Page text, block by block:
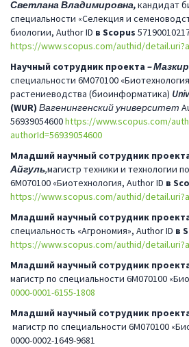
СветланаВладимировна,кандидат
специальности «Селекция и
биологии, Author ID в Scopus
https://www.scopus.com/authid/
Научный сотрудник проекта –
специальности 6М070100
растениеводства (биоинформатика)
(WUR) Вагенингенский университет
56939054600https://www.scopus.com/
authorId=56939054600
Младший научный сотрудник
Айгуль,магистр техники и технологии
6М070100 «Биотехнология, Author ID в
https://www.scopus.com/authid/
Младший научный сотрудник
специальность «Агрономия», Author ID в
https://www.scopus.com/authid/
Младший научный сотрудник
магистр по специальности 6М070100
0000-0001-6155-1808
Младший научный сотрудник
магистр по специальности 6М070100
0000-0002-1649-9681